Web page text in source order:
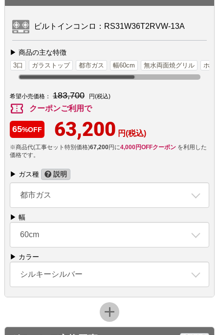
ビルトインコンロ：RS31W36T2RVW-13A
▶ 商品の主な特徴
3口 ガラストップ 都市ガス 幅60cm 無水両面焼グリル ホー
希望小売価格： 183,700 円(税込)
confirmation_number クーポンご利用で
65%OFF 63,200 円(税込)
※商品代(工事セット特別価格)67,200円に4,000円OFFクーポンを利用した
価格です。
▶ ガス種 説明
都市ガス
▶ 幅
60cm
▶ カラー
シルキーシルバー